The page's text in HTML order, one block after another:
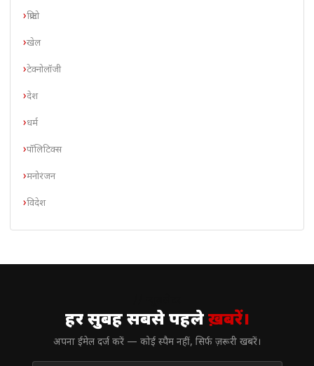
क्रिप्टो
खेल
टेक्नोलॉजी
देश
धर्म
पॉलिटिक्स
मनोरंजन
विदेश
हर सुबह सबसे पहलेख़बरें।
अपना ईमेल दर्ज करें — कोई स्पैम नहीं, सिर्फ ज़रूरी खबरें।